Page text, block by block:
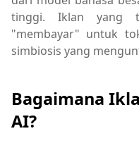
tinggi. Iklan yang
"membayar" untuk
simbiosis yang
Bagaimana
AI?